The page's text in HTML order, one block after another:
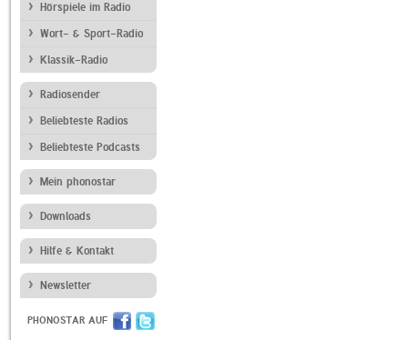
Hörspiele im Radio
Wort- & Sport-Radio
Klassik-Radio
Radiosender
Beliebteste Radios
Beliebteste Podcasts
Mein phonostar
Downloads
Hilfe & Kontakt
Newsletter
PHONOSTAR AUF